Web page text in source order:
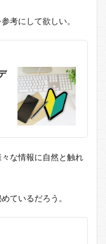
考にして欲しい。
な情報に自然と触れ
ているだろう。